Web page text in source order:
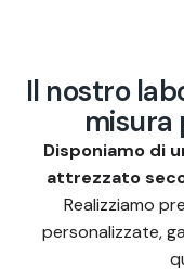
Il nostro lab
misura
Disponiamo di
attrezzato
Realizziamo
personalizzate,